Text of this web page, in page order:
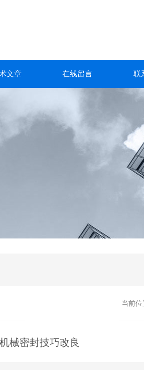
文章 在线留言 联
当前位
械密封技巧改良